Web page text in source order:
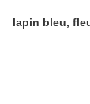
lapin bleu,